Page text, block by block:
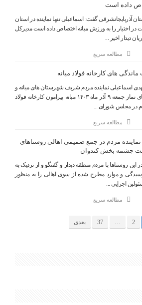
داده است
آذربایجانشرقی گفت: اسماعیلی تنها نماینده در استان
در اختیار را به ورزش میانه اختصاص داده است مدیرکل
دیدار اخیر ...
مطالعه سریع
های کارخانه فولاد میانه
نماینده مردم شریف شهرستان های میانه و
ترکمانچای پیش از خطبه های نماز جمعه ۹ آذر ماه ۱۴۰۳ میانه پیرامون کارخانه فولاد
در مجلس شورای ...
مطالعه سریع
مردم در جمع صمیمی اهالی روستاهای
چشمه بخش کندوان
این روستاها با مردم منطقه دیدار و گفتگو و از نزدیک به
و موارد مطرح شده از سوی اهالی را به منظور
اجرایی ...
مطالعه سریع
2
…
37 بعدی